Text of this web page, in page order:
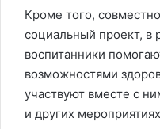
Кроме того,
социальный проект, в
воспитанники
возможностями
участвуют вместе с
и других